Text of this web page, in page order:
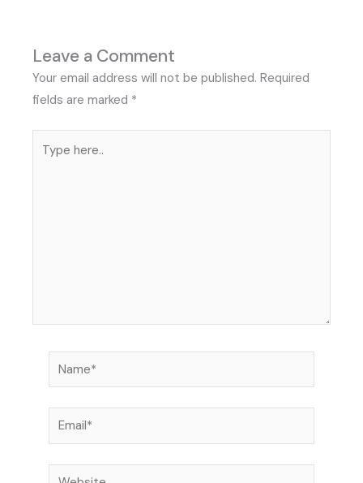
Leave a Comment
Your email address will not be published. Required
fields are marked *
here..
Name*
Email*
Website